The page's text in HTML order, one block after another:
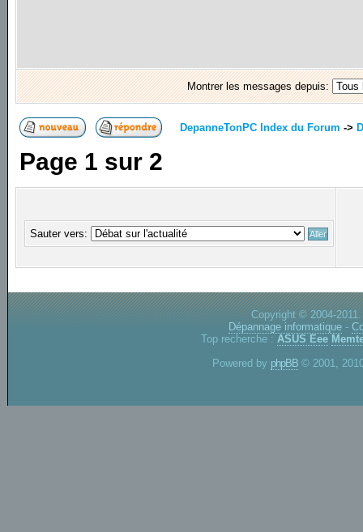
Montrer les messages depuis:
DepanneTonPC Index du Forum ->
Page 1 sur 2
Sauter vers:
Copyright © 2004-
Dépannage informatique -
Top recherche : ASUS Eee
Powered by phpBB © 2001,